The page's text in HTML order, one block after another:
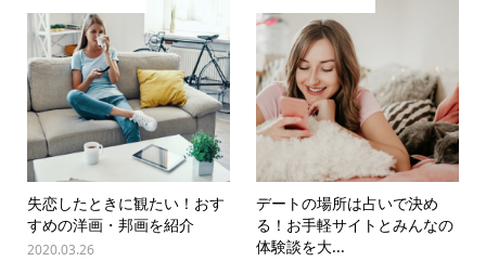
失恋したときに観たい！おす
すめの洋画・邦画を紹介
2020.03.26
デートの場所は占いで決め
る！お手軽サイトとみんなの
体験談を大...